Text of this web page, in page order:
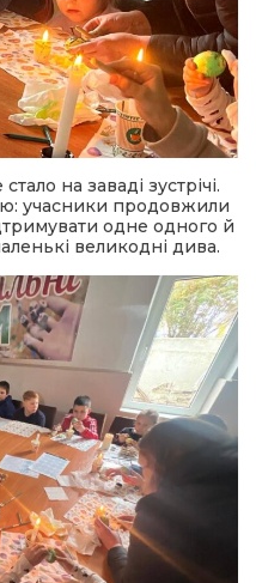
на заваді зустрічі.
учасники продовжили
одне одного й
великодні дива.